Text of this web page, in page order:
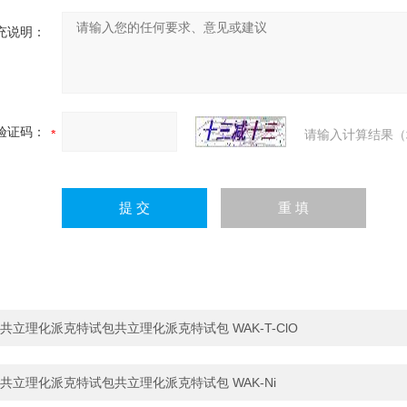
说明：
证码： 请输入计算结果
共立理化派克特试包共立理化派克特试包 WAK-T-ClO
共立理化派克特试包共立理化派克特试包 WAK-Ni